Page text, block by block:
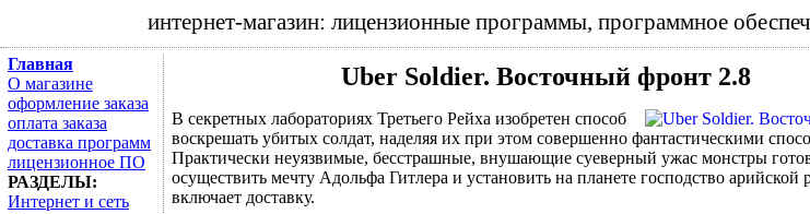
интернет-магазин: лицензионные программы, программное
Главная
О магазине
оформление заказа
оплата заказа
доставка программ
лицензионное ПО
РАЗДЕЛЫ:
Интернет и сеть
Uber Soldier. Восточный фронт 2.8
В секретных лабораториях Третьего Рейха изобретен способ
воскрешать убитых солдат, наделяя их при этом совершенно фантастическими
Практически неуязвимые, бесстрашные, внушающие суеверный ужас монстры
осуществить мечту Адольфа Гитлера и установить на планете господство арийской
включает доставку.